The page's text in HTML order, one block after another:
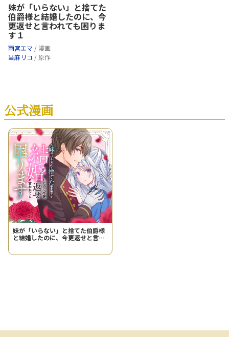
妹が「いらない」と捨てた
伯爵様と結婚したのに、今
更返せと言われても困りま
す１
雨宮エマ / 漫画
当麻リコ / 原作
公式漫画
妹が「いらない」と捨てた伯爵様
と結婚したのに、今更返せと言わ